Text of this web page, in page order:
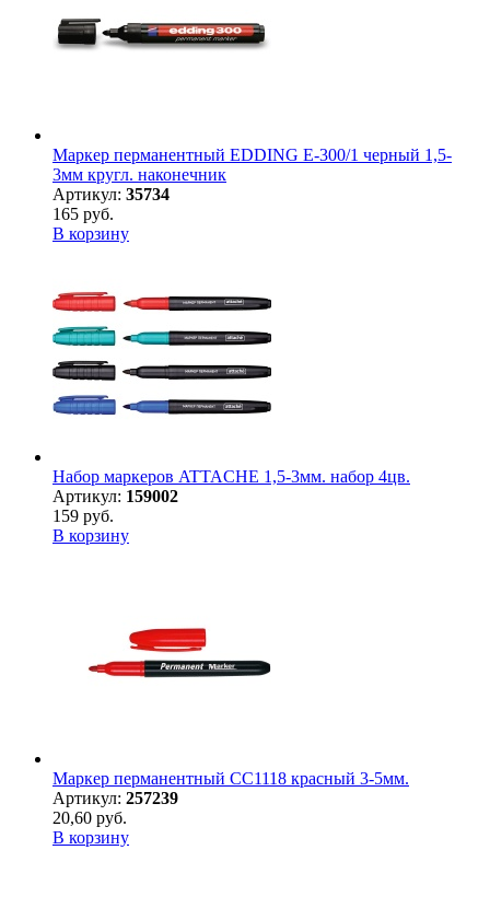
Маркер перманентный EDDING E-300/1 черный 1,5-
3мм кругл. наконечник
Артикул: 35734
165 руб.
В корзину
Набор маркеров ATTACHE 1,5-3мм. набор 4цв.
Артикул: 159002
159 руб.
В корзину
Маркер перманентный CC1118 красный 3-5мм.
Артикул: 257239
20,60 руб.
В корзину